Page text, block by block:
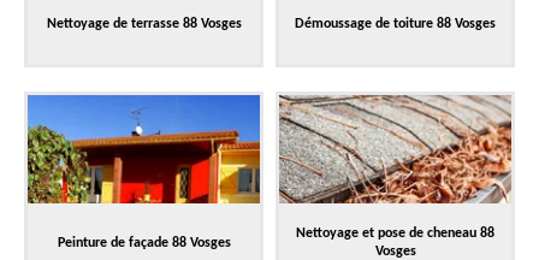
Nettoyage de terrasse 88 Vosges Démoussage de toiture 88 Vosges
Peinture de façade 88 Vosges
Nettoyage et pose de cheneau 88
Vosges